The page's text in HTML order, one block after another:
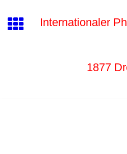
Internationaler
1877 Dr